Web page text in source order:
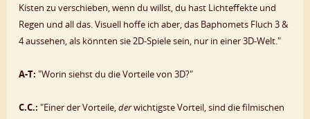
Kisten zu verschieben, wenn du willst, du hast Lichteffekte und
Regen und all das. Visuell hoffe ich aber, das Baphomets Fluch 3 &
4 aussehen, als könnten sie 2D-Spiele sein, nur in einer 3D-Welt."
A-T: "Worin siehst du die Vorteile von 3D?"
C.C.: "Einer der Vorteile,derwichtigste Vorteil, sind die filmischen